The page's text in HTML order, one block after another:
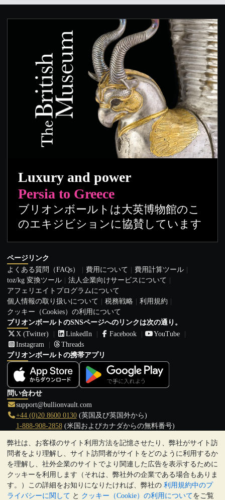
弊社は、お客様のサイト利用方法を記憶させたり、弊社がサイト訪
問者をより理解し、サイト訪問者がサイトをどのように利用するか
を理解し、社外企業のサイトでより関連した広告を表示するために
クッキーを利用します（それは、弊社外の企業である場合もありま
す。）この詳細をお知りになりたければ、弊社の 利用規約中のプ
ライバシーに関して と クッキー（Cookie）の利用についてをご覧
Luxury and power
Persia to Greece
ブリオンボールトは大英博物館のこ
のエキジビションに協賛しています
ページリンク
よくある質問（FAQs）
費用について
費用計算ツール
toz/kg 変換ツール
法人企業向けサービスについて
アフェリエイトプログラムについて
個人情報の取り扱いについて
税務戦略
利用規約
クッキー（Cookies）の利用について
ブリオンボールトのSNSページへのリンクは次の通り。
X (Twitter)
LinkedIn Facebook
YouTube
Instagram
Threads
ブリオンボールトの携帯アプリ
問い合わせ
support@bullionvault.com
+44 (0)20 8600 0130(英国及び英国外から)
1-888-908-2858(米国およびカナダからの無料番号)
クリックして通話を開始
営業時間:
9:00～20:30 (英国), 月曜日から金曜日
17:00～2:30（日本時間）, 月曜日から金曜日
Galmarley Ltd T/A BullionVault